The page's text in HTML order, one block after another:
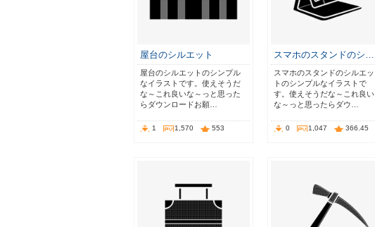
屋台のシルエット
屋台のシルエットのシンプル
なイラストです。使えそうだ
な～これ良いな～っと思った
らダウンロードお願…
1 1,570 553
スマホのスタンドのシ…
スマホのスタンドのシルエッ
トのシンプルなイラストで
す。使えそうだな～これ良い
な～っと思ったらダウ…
0 1,047 366.45